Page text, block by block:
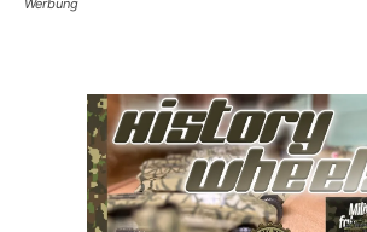
Werbung